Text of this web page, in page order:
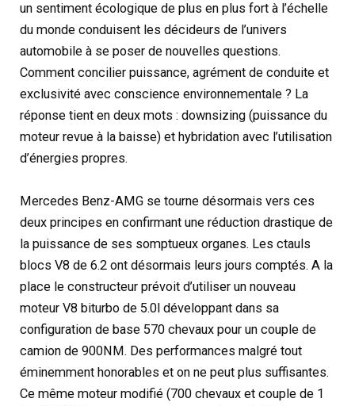
un sentiment écologique de plus en plus fort à l’échelle
du monde conduisent les décideurs de l’univers
automobile à se poser de nouvelles questions.
Comment concilier puissance, agrément de conduite et
exclusivité avec conscience environnementale ? La
réponse tient en deux mots : downsizing (puissance du
moteur revue à la baisse) et hybridation avec l’utilisation
d’énergies propres.
Mercedes Benz-AMG se tourne désormais vers ces
deux principes en confirmant une réduction drastique de
la puissance de ses somptueux organes. Les ctauls
blocs V8 de 6.2 ont désormais leurs jours comptés. A la
place le constructeur prévoit d’utiliser un nouveau
moteur V8 biturbo de 5.0l développant dans sa
configuration de base 570 chevaux pour un couple de
camion de 900NM. Des performances malgré tout
éminemment honorables et on ne peut plus suffisantes.
Ce même moteur modifié (700 chevaux et couple de 1